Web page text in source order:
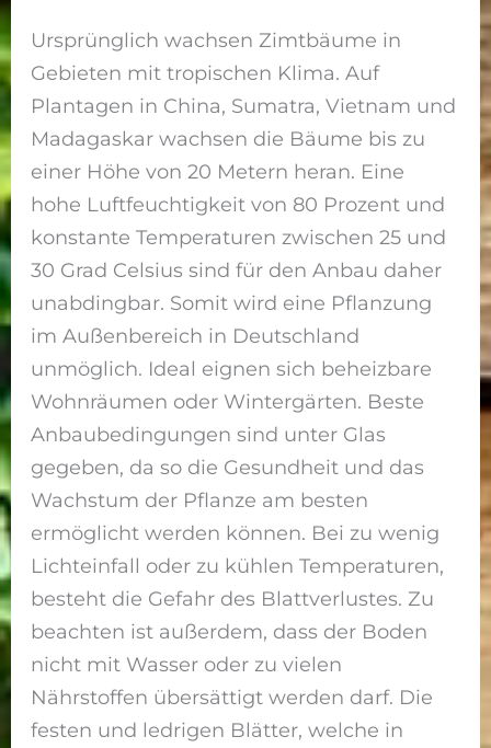
Ursprünglich wachsen Zimtbäume in
Gebieten mit tropischen Klima. Auf
Plantagen in China, Sumatra, Vietnam und
Madagaskar wachsen die Bäume bis zu
einer Höhe von 20 Metern heran. Eine
hohe Luftfeuchtigkeit von 80 Prozent und
konstante Temperaturen zwischen 25 und
30 Grad Celsius sind für den Anbau daher
unabdingbar. Somit wird eine Pflanzung
im Außenbereich in Deutschland
unmöglich. Ideal eignen sich beheizbare
Wohnräumen oder Wintergärten. Beste
Anbaubedingungen sind unter Glas
gegeben, da so die Gesundheit und das
Wachstum der Pflanze am besten
ermöglicht werden können. Bei zu wenig
Lichteinfall oder zu kühlen Temperaturen,
besteht die Gefahr des Blattverlustes. Zu
beachten ist außerdem, dass der Boden
nicht mit Wasser oder zu vielen
Nährstoffen übersättigt werden darf. Die
festen und ledrigen Blätter, welche in